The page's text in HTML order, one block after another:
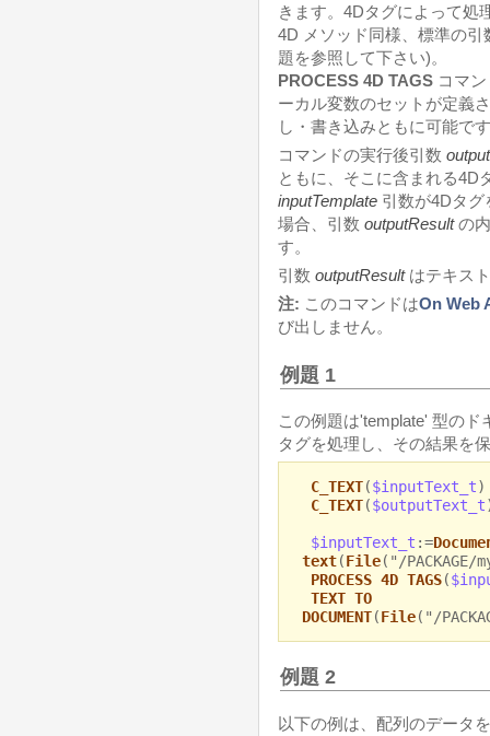
きます。4Dタグによって処
4D メソッド同様、標準の
題を参照して下さい)。
PROCESS 4D TAGS コマ
ーカル変数のセットが定義
し・書き込みともに可能で
コマンドの実行後引数
ともに、そこに含まれる4D
inputTemplate 引数が4Dタ
場合、引数 outputResultの
す。
引数 outputResultはテキス
注: このコマンドはOn Web
び出しません。
例題 1
この例題は'template' 型の
タグを処理し、その結果を
C_TEXT($inputText_t)
C_TEXT($outputText_t
$inputText_t :=
text(File("/
PROCESS 4D TAGS(
TEXT TO
DOCUMENT(File("/
例題 2
以下の例は、配列のデータ